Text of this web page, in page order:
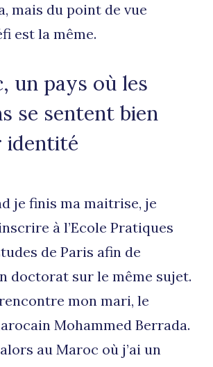
mais du point de vue
est la même.
un pays où les
se sentent bien
identité
je finis ma maitrise, je
à l’Ecole Pratiques
de Paris afin de
doctorat sur le même sujet.
rencontre mon mari, le
Mohammed Berrada.
au Maroc où j’ai un